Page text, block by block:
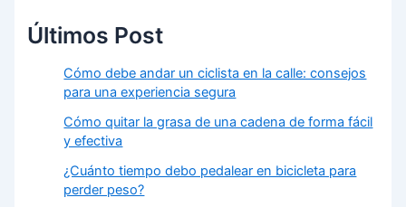
Últimos Post
Cómo debe andar un ciclista en la calle: consejos
para una experiencia segura
Cómo quitar la grasa de una cadena de forma fácil
y efectiva
¿Cuánto tiempo debo pedalear en bicicleta para
perder peso?